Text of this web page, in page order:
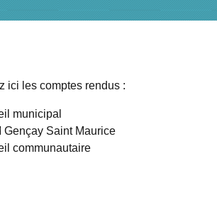
ici les comptes rendus :
municipal
Gençay Saint Maurice
communautaire